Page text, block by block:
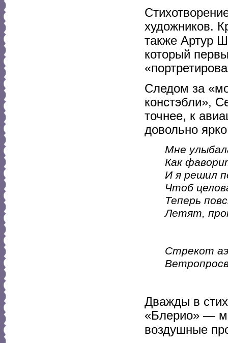
художников.
также Артур
который
Следом за
констэбли»,
точнее, к
довольно
Мне
Как
И я решил
Чтоб
Теперь
Летят,
Стрекот
Дважды в
«Блерио» —
воздушные